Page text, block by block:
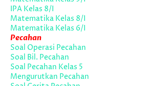
IPA Kelas 8/I
Matematika Kelas 8/I
Matematika Kelas 6/I
Pecahan
Soal Operasi Pecahan
Soal Bil. Pecahan
Soal Pecahan Kelas 5
Mengurutkan Pecahan